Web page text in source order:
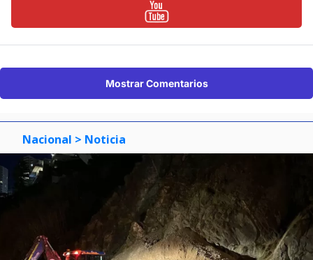
Mostrar Comentarios
Nacional > Noticia